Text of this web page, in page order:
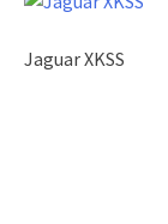
Jaguar XKSS